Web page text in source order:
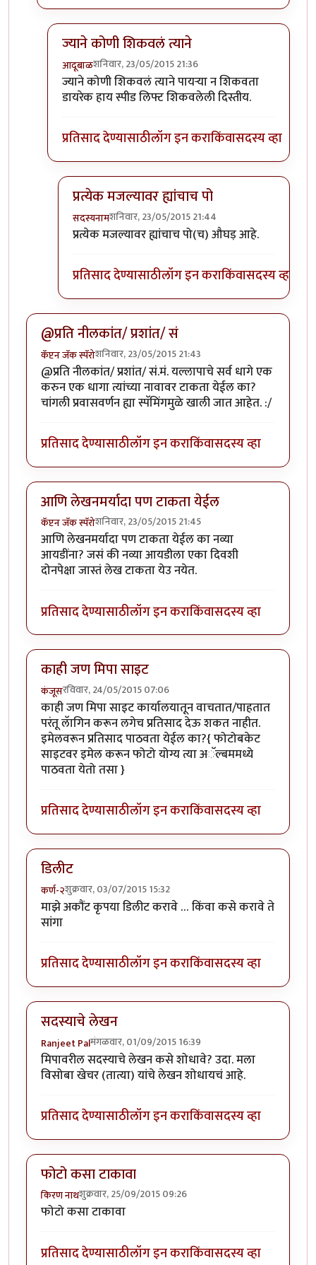
ज्याने कोणी शिकवलं त्याने
आदूबाळशनिवार, 23/05/2015 21:36
In reply toकोण शिकवले रे ह्यांना?byसदस्यनाम
ज्याने कोणी शिकवलं त्याने पायऱ्या न शिकवता
डायरेक हाय स्पीड लिफ्ट शिकवलेली दिस्तीय.
प्रतिसाद देण्यासाठीलॉग इन कराकिंवासदस्य व्हा
प्रत्येक मजल्यावर ह्यांचाच पो
सदस्यनामशनिवार, 23/05/2015 21:44
In reply toज्याने कोणी शिकवलं त्यानेbyआदूबाळ
प्रत्येक मजल्यावर ह्यांचाच पो(च) औघड़ आहे.
प्रतिसाद देण्यासाठीलॉग इन कराकिंवासदस्य व्हा
@प्रति नीलकांत/ प्रशांत/ सं
कॅप्टन जॅक स्पॅरोशनिवार, 23/05/2015 21:43
@प्रति नीलकांत/ प्रशांत/ सं.मं. यल्लापाचे सर्व धागे एक
करुन एक धागा त्यांच्या नावावर टाकता येईल का?
चांगली प्रवासवर्णन ह्या स्पॅमिंगमुळे खाली जात आहेत. :/
प्रतिसाद देण्यासाठीलॉग इन कराकिंवासदस्य व्हा
आणि लेखनमर्यादा पण टाकता येईल
कॅप्टन जॅक स्पॅरोशनिवार, 23/05/2015 21:45
आणि लेखनमर्यादा पण टाकता येईल का नव्या
आयडींना? जसं की नव्या आयडीला एका दिवशी
दोनपेक्षा जास्तं लेख टाकता येउ नयेत.
प्रतिसाद देण्यासाठीलॉग इन कराकिंवासदस्य व्हा
काही जण मिपा साइट
कंजूसरविवार, 24/05/2015 07:06
काही जण मिपा साइट कार्यालयातून वाचतात/पाहतात
परंतू लॅागिन करून लगेच प्रतिसाद देऊ शकत नाहीत.
इमेलवरून प्रतिसाद पाठवता येईल का?{ फोटोबकेट
साइटवर इमेल करून फोटो योग्य त्या अॅल्बममध्ये
पाठवता येतो तसा }
प्रतिसाद देण्यासाठीलॉग इन कराकिंवासदस्य व्हा
डिलीट
कर्ण-२शुक्रवार, 03/07/2015 15:32
माझे अकौंट कृपया डिलीट करावे … किंवा कसे करावे ते
सांगा
प्रतिसाद देण्यासाठीलॉग इन कराकिंवासदस्य व्हा
सदस्याचे लेखन
Ranjeet Palमंगळवार, 01/09/2015 16:39
मिपावरील सदस्याचे लेखन कसे शोधावे? उदा. मला
विसोबा खेचर (तात्या) यांचे लेखन शोधायचं आहे.
प्रतिसाद देण्यासाठीलॉग इन कराकिंवासदस्य व्हा
फोटो कसा टाकावा
किरण नाथशुक्रवार, 25/09/2015 09:26
फोटो कसा टाकावा
प्रतिसाद देण्यासाठीलॉग इन कराकिंवासदस्य व्हा